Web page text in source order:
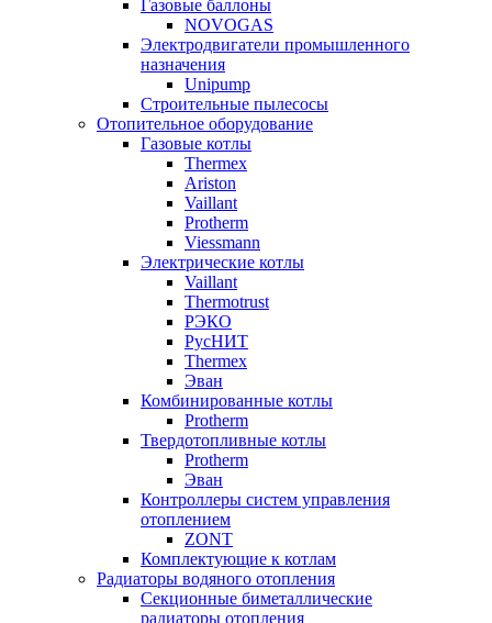
Газовые баллоны
NOVOGAS
Электродвигатели промышленного
назначения
Unipump
Строительные пылесосы
Отопительное оборудование
Газовые котлы
Thermex
Ariston
Vaillant
Protherm
Viessmann
Электрические котлы
Vaillant
Thermotrust
РЭКО
РусНИТ
Thermex
Эван
Комбинированные котлы
Protherm
Твердотопливные котлы
Protherm
Эван
Контроллеры систем управления
отоплением
ZONT
Комплектующие к котлам
Радиаторы водяного отопления
Секционные биметаллические
радиаторы отопления